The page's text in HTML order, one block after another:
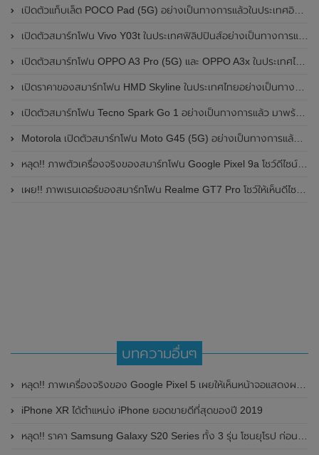
เปิดตัวแท็บเล็ต POCO Pad (5G) อย่างเป็นทางการแล้วในประเทศอินเดีย มาพร้อมชิปเซ็ต Snapdragon 7s Gen 2 ของ Qualcomm และรองรับเครือข่าย 5G
เปิดตัวสมาร์ทโฟน Vivo Y03t ในประเทศฟิลิปปินส์อย่างเป็นทางการแล้ว มาพร้อมชิปเซ็ต Unisoc T612 , กล้องหลัง ความละเอียด 13MP , แบตเตอรี่ 5,000mAh และหน้าจอแสดงผล LCD / 90Hz
เปิดตัวสมาร์ทโฟน OPPO A3 Pro (5G) และ OPPO A3x ในประเทศไทยอย่างเป็นทางการแล้ว ในราคาเริ่มต้นเพียง 3,999 บาท
เปิดราคาของสมาร์ทโฟน HMD Skyline ในประเทศไทยอย่างเป็นทางการแล้ว ราคา 14,990 บาท
เปิดตัวสมาร์ทโฟน Tecno Spark Go 1 อย่างเป็นทางการแล้ว มาพร้อมหน้าจอแสดงผล LCD / 120Hz , แบตเตอรี่ 5,000mAh และใช้ชิปเซ็ต Unisoc
Motorola เปิดตัวสมาร์ทโฟน Moto G45 (5G) อย่างเป็นทางการแล้วในอินเดีย
หลุด!! ภาพตัวเครื่องจริงของสมาร์ทโฟน Google Pixel 9a โชว์ดีไซน์ใหม่ กล้องหลังแบนราบ ไม่มีกรอบของกล้องแล้ว
เผย!! ภาพเรนเดอร์ของสมาร์ทโฟน Realme GT7 Pro โชว์ให้เห็นดีไซน์ใหม่ พร้อมเผยรายละเอียดสเปกที่สำคัญบางส่วน
บทความอื่นๆ
หลุด!! ภาพเครื่องจริงของ Google Pixel 5 เผยให้เห็นหน้าจอแสดงผล 90Hz , กล้องหน้าแบบเจาะรู และกล้องหลังคู่
iPhone XR ได้ตำแหน่ง iPhone ยอดขายดีที่สุดของปี 2019
หลุด!! ราคา Samsung Galaxy S20 Series ทั้ง 3 รุ่น โซนยุโรป ก่อนเปิดตัวอย่างเป็นทางการ